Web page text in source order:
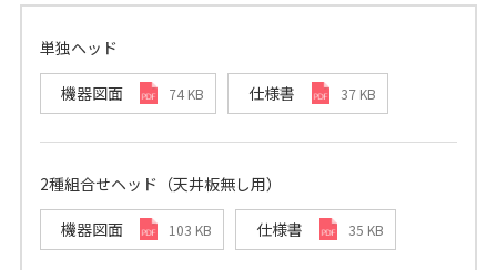
単独ヘッド
機器図面 74 KB 仕様書 37 KB
2種組合せヘッド（天井板無し用）
機器図面 103 KB 仕様書 35 KB